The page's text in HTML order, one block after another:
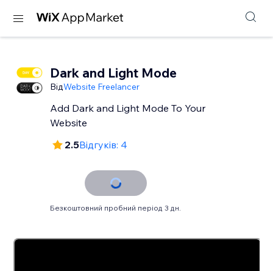
Dark and Light Mode
ВідWebsite Freelancer
Add Dark and Light Mode To Your
Website
2.5Відгуків: 4
Безкоштовний пробний період 3 дн.